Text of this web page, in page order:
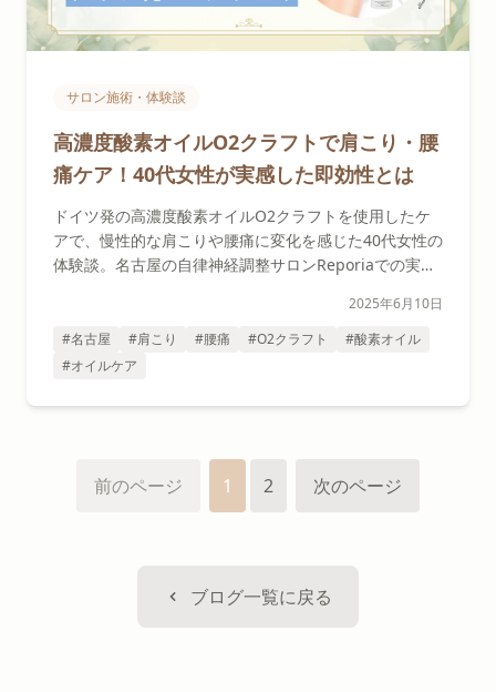
サロン施術・体験談
高濃度酸素オイルO2クラフトで肩こり・腰
痛ケア！40代女性が実感した即効性とは
ドイツ発の高濃度酸素オイルO2クラフトを使用したケ
アで、慢性的な肩こりや腰痛に変化を感じた40代女性の
体験談。名古屋の自律神経調整サロンReporiaでの実際
2025年6月10日
#名古屋
#肩こり #腰痛 #O2クラフト
#酸素オイル
#オイルケア
前のページ 1 2 次のページ
ブログ一覧に戻る